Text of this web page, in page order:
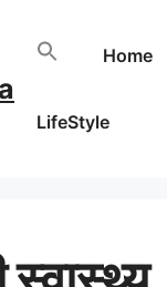
Home
LifeStyle